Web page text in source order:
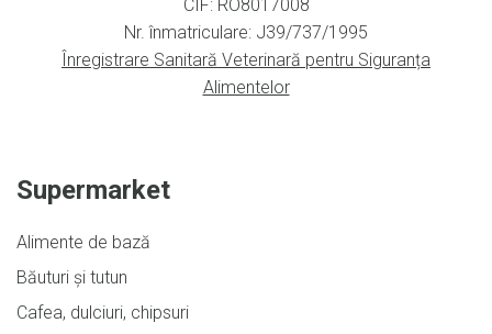
CIF: RO8017008
Nr. înmatriculare: J39/737/1995
Înregistrare Sanitară Veterinară pentru Siguranța
Alimentelor
Supermarket
Alimente de bază
Băuturi și tutun
Cafea, dulciuri, chipsuri